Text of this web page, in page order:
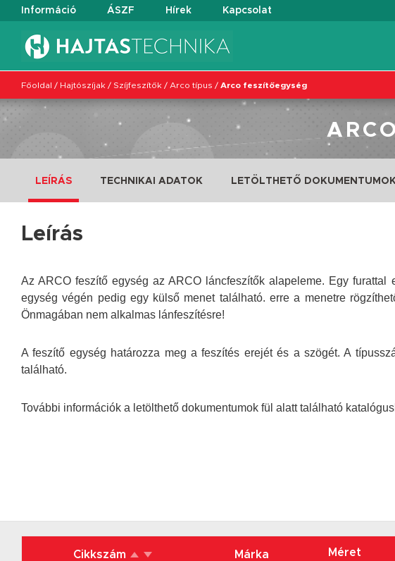
Információ ÁSZF Hírek Kapcsolat
Főoldal / Hajtószíjak / Szíjfeszítők / Arco típus / Arco feszítőegység
LEÍRÁS TECHNIKAI ADATOK LETÖLTHETŐ
Leírás
Az ARCO feszítő egység az ARCO láncfeszítők alapeleme. Egy
egység végén pedig egy külső menet található. erre a menetre
Önmagában nem alkalmas lánfeszítésre!
A feszítő egység határozza meg a feszítés erejét és a szögét. A
található.
További információk a letölthető dokumentumok fül alatt található
Cikkszám Márka Méret